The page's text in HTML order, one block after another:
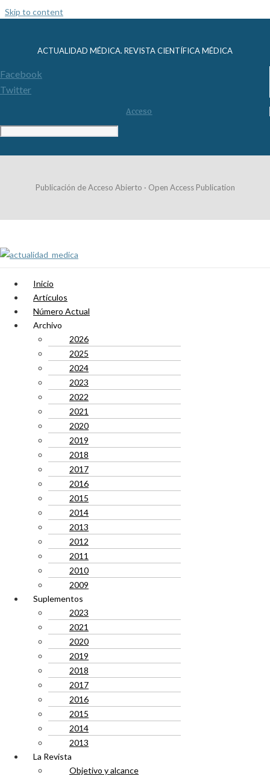
Skip to content
ACTUALIDAD MÉDICA. REVISTA CIENTÍFICA MÉDICA
Facebook
Twitter
Acceso
Publicación de Acceso Abierto · Open Access Publication
Inicio
Artículos
Número Actual
Archivo
2026
2025
2024
2023
2022
2021
2020
2019
2018
2017
2016
2015
2014
2013
2012
2011
2010
2009
Suplementos
2023
2021
2020
2019
2018
2017
2016
2015
2014
2013
La Revista
Objetivo y alcance